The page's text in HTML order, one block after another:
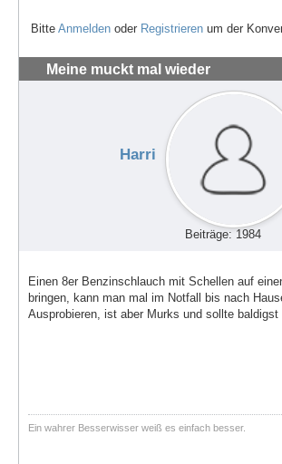
Bitte Anmelden oder Registrieren um der
Meine muckt mal wieder
Harri
Beiträge: 1984
Einen 8er Benzinschlauch mit Schellen auf
bringen, kann man mal im Notfall bis nach
Ausprobieren, ist aber Murks und sollte baldigst
Ein wahrer Besserwisser weiß es einfach besser.